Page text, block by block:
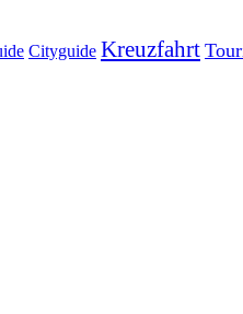
Cityguide Kreuzfahrt